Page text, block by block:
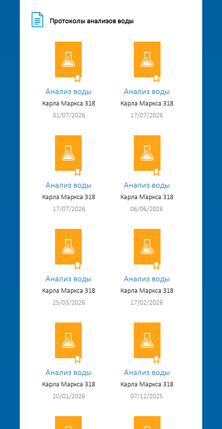
Протоколы анализов воды
Анализ воды
Карла Маркса 318
31/07/2026
Анализ воды
Карла Маркса 318
17/07/2026
Анализ воды
Карла Маркса 318
17/07/2026
Анализ воды
Карла Маркса 318
06/06/2026
Анализ воды
Карла Маркса 318
25/03/2026
Анализ воды
Карла Маркса 318
17/02/2026
Анализ воды
Карла Маркса 318
20/01/2026
Анализ воды
Карла Маркса 318
07/12/2025